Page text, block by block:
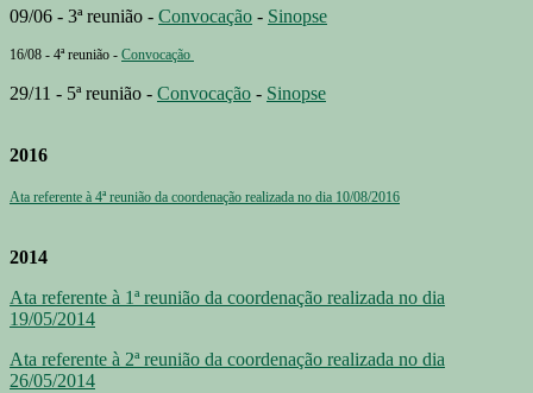
09/06 - 3ª reunião - Convocação - Sinopse
16/08 - 4ª reunião - Convocação
29/11 - 5ª reunião - Convocação - Sinopse
2016
Ata referente à 4ª reunião da coordenação realizada no dia 10/08/2016
2014
Ata referente à 1ª reunião da coordenação realizada no dia
19/05/2014
Ata referente à 2ª reunião da coordenação realizada no dia
26/05/2014